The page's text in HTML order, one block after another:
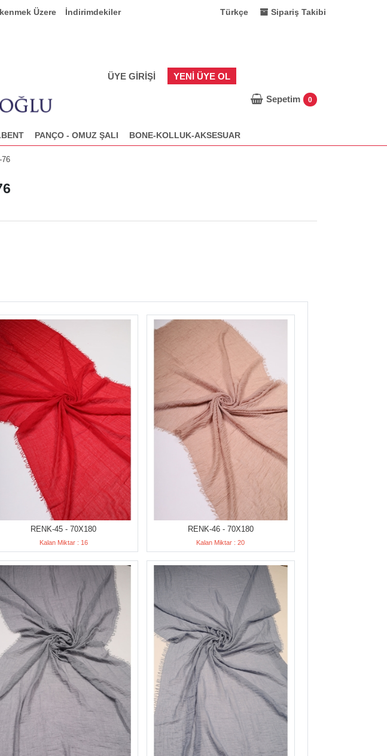
Üzere İndirimdekiler Sipariş Takibi
Türkçe
ÜYE GIRIŞI YENI ÜYE OL
Sepetim 0
PANÇO - OMUZ ŞALI BONE-KOLLUK-AKSESUAR
76
RENK-45 - 70X180
Kalan Miktar : 16
RENK-46 - 70X180
Kalan Miktar : 20